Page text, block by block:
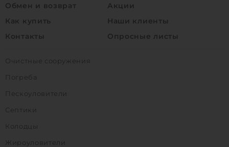
Обмен и возврат
Как купить
Контакты
Акции
Наши клиенты
Опросные листы
Очистные сооружения
Погреба
Пескоуловители
Септики
Колодцы
Жироуловители